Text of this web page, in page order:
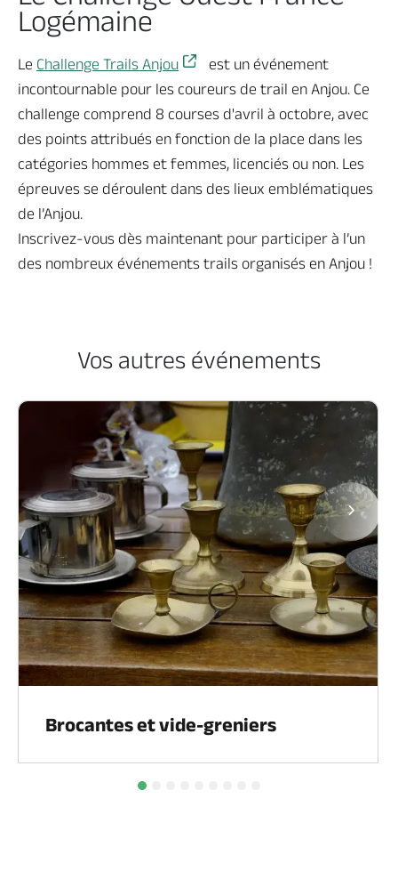
Logémaine
Le Challenge Trails Anjou
est un événement
incontournable pour les coureurs de trail en Anjou. Ce
challenge comprend 8 courses d'avril à octobre, avec
des points attribués en fonction de la place dans les
catégories hommes et femmes, licenciés ou non. Les
épreuves se déroulent dans des lieux emblématiques
de l’Anjou.
Inscrivez-vous dès maintenant pour participer à l’un
des nombreux événements trails organisés en Anjou !
Vos autres événements
Brocantes et vide-greniers